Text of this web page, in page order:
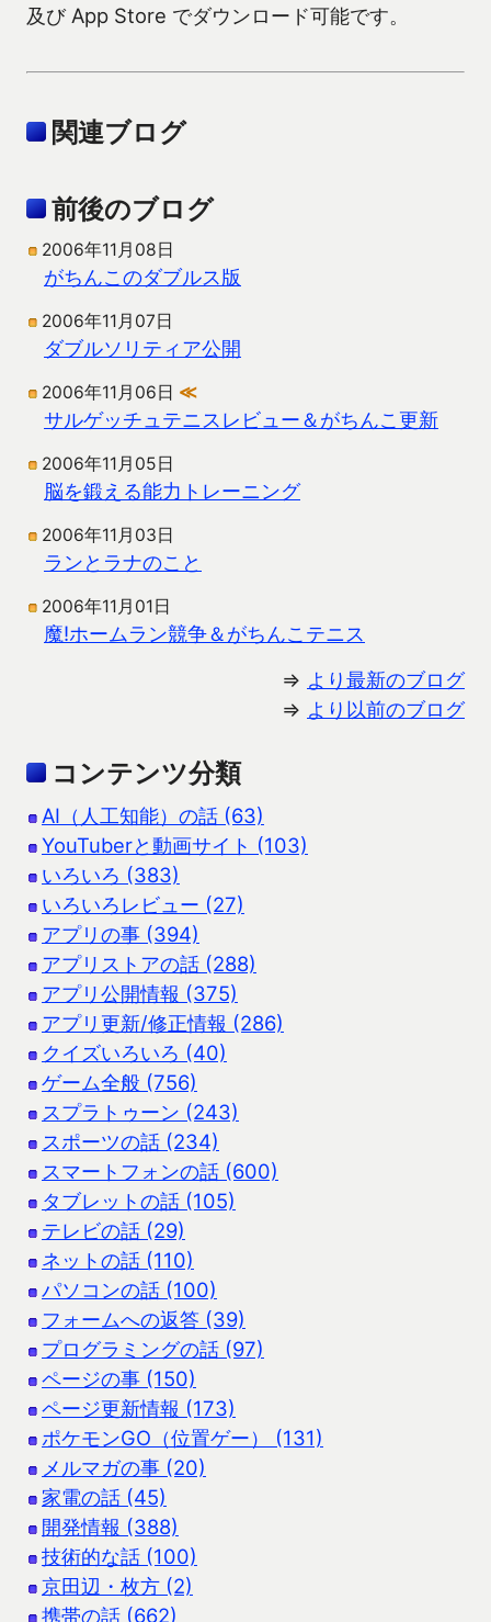
及び App Store でダウンロード可能です。
関連ブログ
前後のブログ
2006年11月08日
がちんこのダブルス版
2006年11月07日
ダブルソリティア公開
2006年11月06日 ≪
サルゲッチュテニスレビュー＆がちんこ更新
2006年11月05日
脳を鍛える能力トレーニング
2006年11月03日
ランとラナのこと
2006年11月01日
魔!ホームラン競争＆がちんこテニス
⇒ より最新のブログ
⇒ より以前のブログ
コンテンツ分類
AI（人工知能）の話 (63)
YouTuberと動画サイト (103)
いろいろ (383)
いろいろレビュー (27)
アプリの事 (394)
アプリストアの話 (288)
アプリ公開情報 (375)
アプリ更新/修正情報 (286)
クイズいろいろ (40)
ゲーム全般 (756)
スプラトゥーン (243)
スポーツの話 (234)
スマートフォンの話 (600)
タブレットの話 (105)
テレビの話 (29)
ネットの話 (110)
パソコンの話 (100)
フォームへの返答 (39)
プログラミングの話 (97)
ページの事 (150)
ページ更新情報 (173)
ポケモンGO（位置ゲー） (131)
メルマガの事 (20)
家電の話 (45)
開発情報 (388)
技術的な話 (100)
京田辺・枚方 (2)
携帯の話 (662)